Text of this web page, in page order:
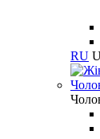
RU